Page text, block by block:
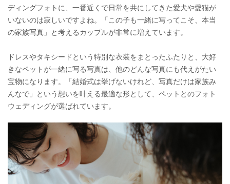
ディングフォトに、一番近くで日常を共にしてきた愛犬や愛猫が
いないのは寂しいですよね。「この子も一緒に写ってこそ、本当
の家族写真」と考えるカップルが非常に増えています。
ドレスやタキシードという特別な衣装をまとったふたりと、大好
きなペットが一緒に写る写真は、他のどんな写真にも代えがたい
宝物になります。「結婚式は挙げないけれど、写真だけは家族み
んなで」という想いを叶える最適な形として、ペットとのフォト
ウェディングが選ばれています。